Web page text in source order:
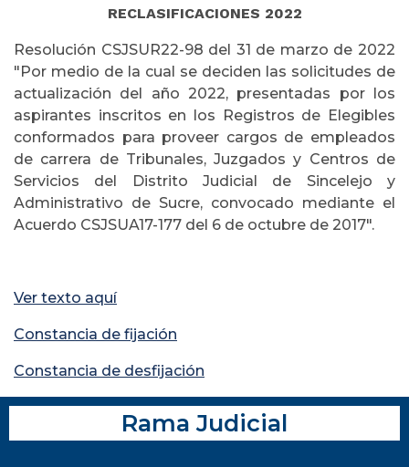
RECLASIFICACIONES 2022
Resolución CSJSUR22-98 del 31 de marzo de 2022
"Por medio de la cual se deciden las solicitudes de
actualización del año 2022, presentadas por los
aspirantes inscritos en los Registros de Elegibles
conformados para proveer cargos de empleados
de carrera de Tribunales, Juzgados y Centros de
Servicios del Distrito Judicial de Sincelejo y
Administrativo de Sucre, convocado mediante el
Acuerdo CSJSUA17-177 del 6 de octubre de 2017".
Ver texto aquí
Constancia de fijación
Constancia de desfijación
Rama Judicial